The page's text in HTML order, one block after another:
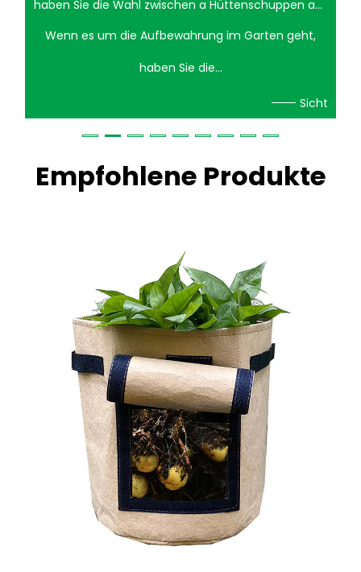
haben Sie die Wahl zwischen a Hüttenschuppen aus
Stahl und ein Lagerschuppen aus Holz kann eine
schwierige Entscheidung sein. Beide Optionen
Cottage-Schuppen aus Stahl bietet Langlebigkeit
Holzschuppen für eine traditionellere, ästhetische
Vorteile eines Cottage-Schuppens aus Stahl ist
seine Haltbarkeit. Stahl ist beständig gegen
Witterungseinflüsse wie Regen, Schnee und
schlechte Temperaturen. Im Gegensatz zu Holz
verzieht sich Stahl nicht, reißt nicht und verrottet
nicht, was ihn zu einer guten Wahl für die
Langzeitlagerung macht. Geringer
Wartungsaufwand: Ein Stahlschuppen erfordert im
Vergleich zu Holzschuppen nur minimalen
Wartungsaufwand. Während Holz regelmäßig
behandelt oder neu gestrichen werden muss, um
Wenn es um die Aufbewahrung im Garten geht,
haben Sie die...
Sicht
Empfohlene Produkte